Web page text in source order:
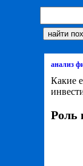
анализ
Какие
Роль